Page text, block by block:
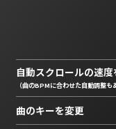
自動スクロールの速度
（曲のBPMに合わせた自動調整も
曲のキーを変更